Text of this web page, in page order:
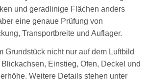
und geradlinige Flächen anders
eine genaue Prüfung von
Transportbreite und Auflager.
Grundstück nicht nur auf dem Luftbild
Einstieg, Ofen, Deckel und
Weitere Details stehen unter